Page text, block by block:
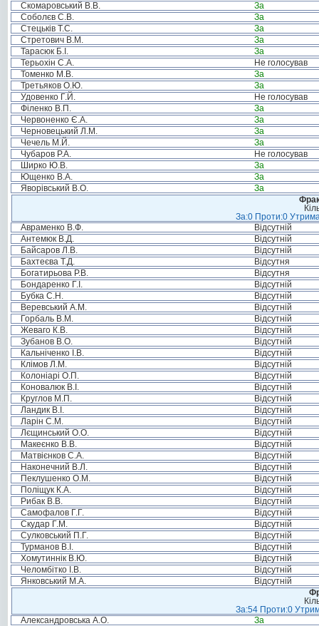
Скомаровський В.В.
За
Соболєв С.В.
За
Стецьків Т.С.
За
Стретович В.М.
За
Тарасюк Б.І.
За
Терьохін С.А.
Не голосував
Томенко М.В.
За
Третьяков О.Ю.
За
Удовенко Г.Й.
Не голосував
Філенко В.П.
За
Червоненко Є.А.
За
Черновецький Л.М.
За
Чечель М.Й.
За
Чубаров Р.А.
Не голосував
Ширко Ю.В.
За
Ющенко В.А.
За
Яворівський В.О.
За
За:0 Проти:0
Авраменко В.Ф.
Відсутній
Антемюк В.Д.
Відсутній
Байсаров Л.В.
Відсутній
Бахтеєва Т.Д.
Відсутня
Богатирьова Р.В.
Відсутня
Бондаренко Г.І.
Відсутній
Бубка С.Н.
Відсутній
Веревський А.М.
Відсутній
Горбаль В.М.
Відсутній
Жеваго К.В.
Відсутній
Зубанов В.О.
Відсутній
Кальніченко І.В.
Відсутній
Клімов Л.М.
Відсутній
Колоніарі О.П.
Відсутній
Коновалюк В.І.
Відсутній
Круглов М.П.
Відсутній
Ландик В.І.
Відсутній
Ларін С.М.
Відсутній
Лєщинський О.О.
Відсутній
Макеєнко В.В.
Відсутній
Матвієнков С.А.
Відсутній
Наконечний В.Л.
Відсутній
Пеклушенко О.М.
Відсутній
Поліщук К.А.
Відсутній
Рибак В.В.
Відсутній
Самофалов Г.Г.
Відсутній
Скудар Г.М.
Відсутній
Сулковський П.Г.
Відсутній
Турманов В.І.
Відсутній
Хомутиннік В.Ю.
Відсутній
Челомбітко І.В.
Відсутній
Янковський М.А.
Відсутній
За:54 Проти:0
Александровська А.О.
За